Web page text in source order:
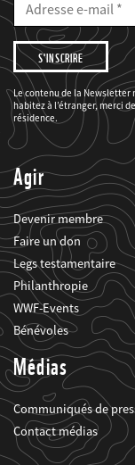
Mail
Adresse
mail
Je
souhaite
être
informé(e)
des
projets
du
WWF.
Le contenu de la Newsletter
habitez à l’étranger, merci
résidence.
Agir
Devenir membre
Faire un don
Legs testamentaire
Philanthropie
WWF-Events
Bénévoles
Médias
Communiqués de
Contact médias